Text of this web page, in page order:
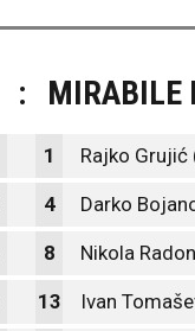
: MIRABILE
1 Rajko Grujić
4 Darko
8 Nikola
13 Ivan